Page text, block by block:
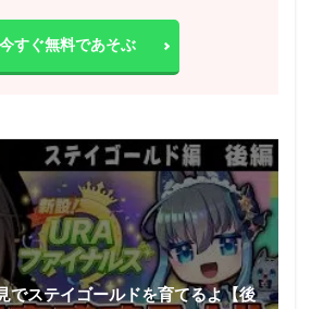
今すぐ無料であそぶ
でステイゴールドを育てるよ【後